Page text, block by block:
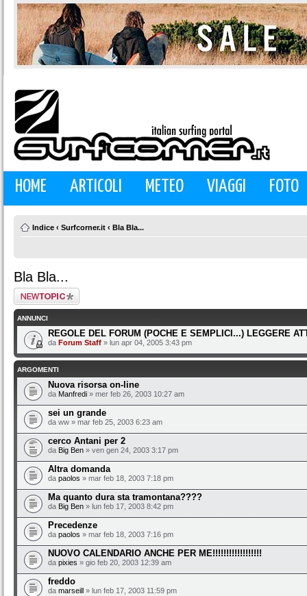
HOME ARTICOLI METEO VIAGGI FOTO
Indice ‹ Surfcorner.it ‹ Bla Bla...
Bla Bla...
Scrivi un nuovo
argomento
ANNUNCI
REGOLE DEL FORUM (POCHE E SEMPLICI...) LEGGERE
da Forum Staff » lun apr 04, 2005 3:43 pm
ARGOMENTI
Nuova risorsa on-line
da Manfredi » mer feb 26, 2003 10:27 am
sei un grande
da ww » mar feb 25, 2003 6:23 am
cerco Antani per 2
da Big Ben » ven gen 24, 2003 3:17 pm
Altra domanda
da paolos » mar feb 18, 2003 7:18 pm
Ma quanto dura sta tramontana????
da Big Ben » lun feb 17, 2003 8:42 pm
Precedenze
da paolos » mar feb 18, 2003 7:16 pm
NUOVO CALENDARIO ANCHE PER ME!!!!!!!!!!!!!!!!!!
da pixies » gio feb 20, 2003 12:39 am
freddo
da marseill » lun feb 17, 2003 11:59 pm